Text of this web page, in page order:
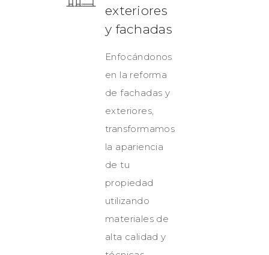
exteriores
y fachadas
Enfocándonos
en la reforma
de fachadas y
exteriores,
transformamos
la apariencia
de tu
propiedad
utilizando
materiales de
alta calidad y